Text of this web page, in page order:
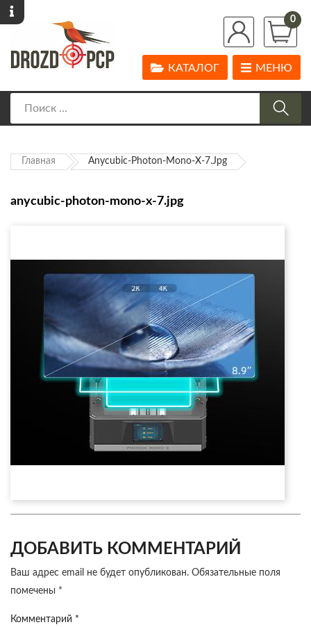
0
МЕНЮ
КАТАЛОГ
Главная Anycubic-Photon-Mono-X-7.jpg
anycubic-photon-mono-x-7.jpg
ДОБАВИТЬ КОММЕНТАРИЙ
Ваш адрес email не будет опубликован. Обязательные поля
помечены *
Комментарий *